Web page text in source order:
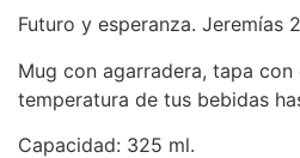
Futuro y esperanza. Jeremías
Mug con agarradera, tapa
temperatura de tus bebidas
Capacidad: 325 ml.